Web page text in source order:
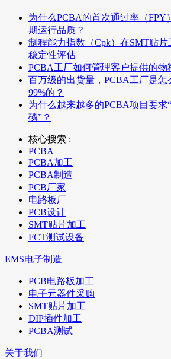
为什么PCBA的首次通过率（FPY
期运行品质？
制程能力指数（Cpk）在SMT贴
稳定性评估
PCBA工厂如何管理客户提供的物
百万级的出货量，PCBA工厂是怎
99%的？
为什么越来越多的PCBA项目要求
磷”？
核心搜索 :
PCBA
PCBA加工
PCBA制造
PCB厂家
电路板厂
PCB设计
SMT贴片加工
FCT测试设备
EMS电子制造
PCB电路板加工
电子元器件采购
SMT贴片加工
DIP插件加工
PCBA测试
关于我们